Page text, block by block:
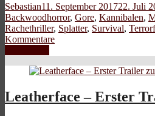
Sebastian11. September 201722. Juli
Backwoodhorror, Gore, Kannibalen,
Rachethriller, Splatter, Survival,
Kommentare
Leatherface – Erster